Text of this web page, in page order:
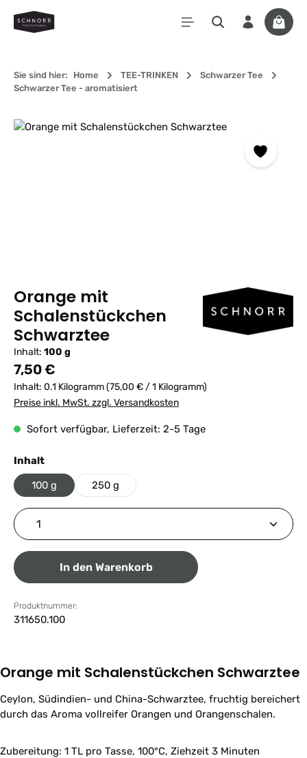
Zum Hauptinhalt springen
Sie sind hier: Home TEE-TRINKEN
Schwarzer Tee
Schwarzer Tee - aromatisiert
Bildergalerie überspringen
Orange mit
Schalenstückchen
Schwarztee
Inhalt: 100 g
Regulärer Preis:
7,50 €
Inhalt: 0.1 Kilogramm(75,00 € / 1 Kilogramm)
Preise inkl. MwSt. zzgl. Versandkosten
Sofort verfügbar, Lieferzeit: 2-5 Tage
Inhaltauswählen
100 g 250 g
Produkt Anzahl: Gib den gewünschten Wert ein
In den Warenkorb
Produktnummer:
311650.100
Orange mit Schalenstückchen Schwarztee
Ceylon, Südindien- und China-Schwarztee, fruchtig bereichert
durch das Aroma vollreifer Orangen und Orangenschalen.
Zubereitung: 1 TL pro Tasse, 100°C, Ziehzeit 3 Minuten